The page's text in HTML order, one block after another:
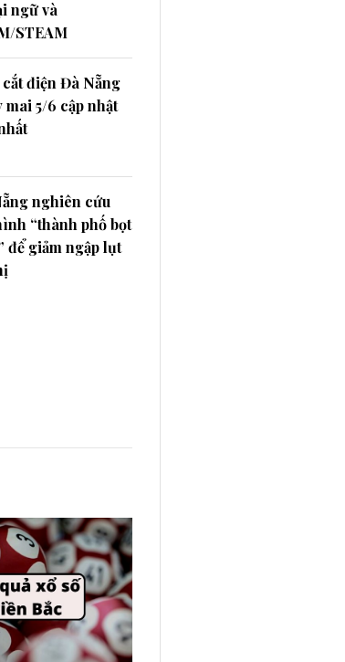
ngữ và
STEAM
điện Đà Nẵng
mai 5/6 cập nhật
nghiên cứu
“thành phố bọt
để giảm ngập lụt